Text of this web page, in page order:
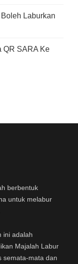
Laburkan
QR SARA Ke
berbentuk
untuk melabur
ini adalah
Majalah Labur
semata-mata dan